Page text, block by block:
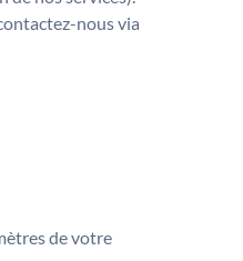
nous via
de votre